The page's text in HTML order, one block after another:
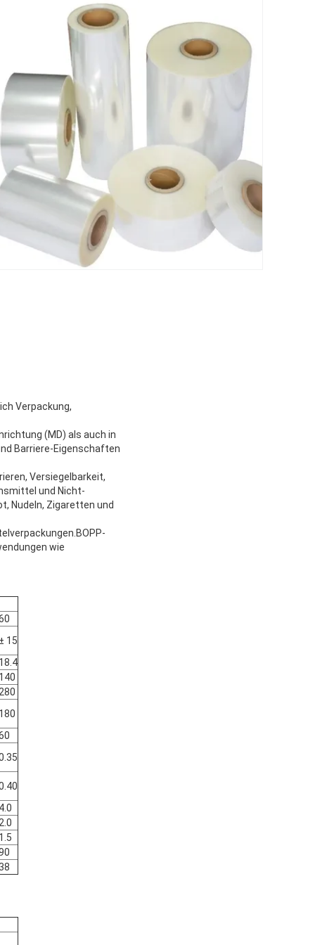
Verpackung,
(MD) als auch in
Barriere-Eigenschaften
Versiegelbarkeit,
und Nicht-
Nudeln, Zigaretten und
wie
15